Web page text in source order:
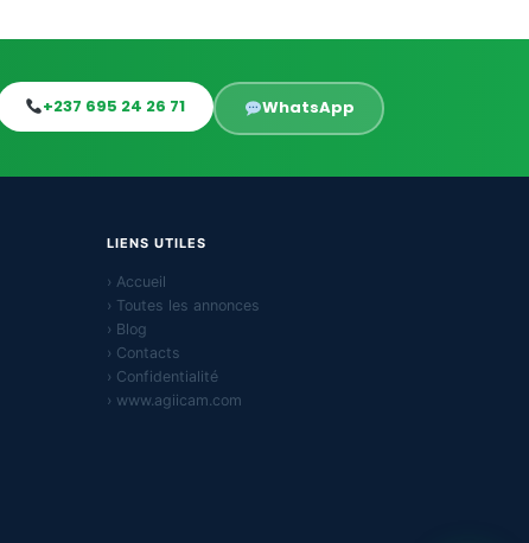
+237 695 24 26 71 WhatsApp
LIENS UTILES
› Accueil
› Toutes les annonces
› Blog
› Contacts
› Confidentialité
› www.agiicam.com